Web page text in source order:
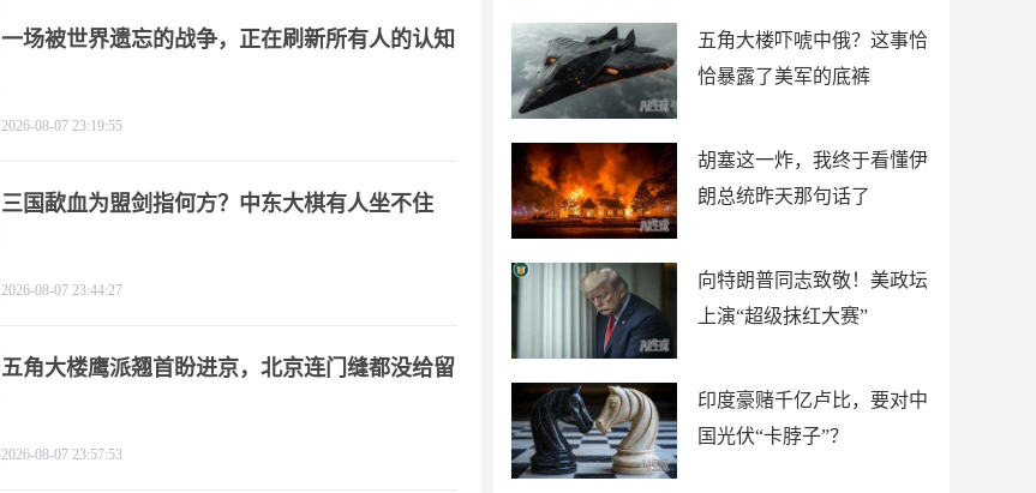
五角大楼吓唬中俄？这事恰
恰暴露了美军的底裤
胡塞这一炸，我终于看懂伊
朗总统昨天那句话了
向特朗普同志致敬！美政坛
上演“超级抹红大赛”
印度豪赌千亿卢比，要对中
国光伏“卡脖子”？
一场被世界遗忘的战争，正在刷新所有人的认知
2026-08-07 23:19:55
三国歃血为盟剑指何方？中东大棋有人坐不住
2026-08-07 23:44:27
五角大楼鹰派翘首盼进京，北京连门缝都没给留
2026-08-07 23:57:53